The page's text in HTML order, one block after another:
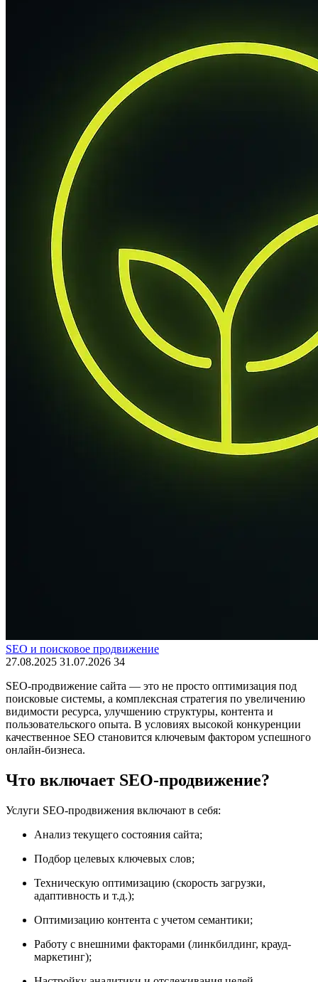
SEO и поисковое продвижение
27.08.2025 31.07.2026 34
SEO-продвижение сайта — это не просто оптимизация под
поисковые системы, а комплексная стратегия по увеличению
видимости ресурса, улучшению структуры, контента и
пользовательского опыта. В условиях высокой конкуренции
качественное SEO становится ключевым фактором успешного
онлайн-бизнеса.
Что включает SEO-продвижение?
Услуги SEO-продвижения включают в себя:
Анализ текущего состояния сайта;
Подбор целевых ключевых слов;
Техническую оптимизацию (скорость загрузки,
адаптивность и т.д.);
Оптимизацию контента с учетом семантики;
Работу с внешними факторами (линкбилдинг, крауд-
маркетинг);